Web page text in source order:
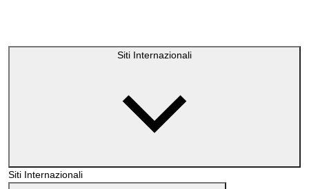
Siti Internazionali
Siti Internazionali